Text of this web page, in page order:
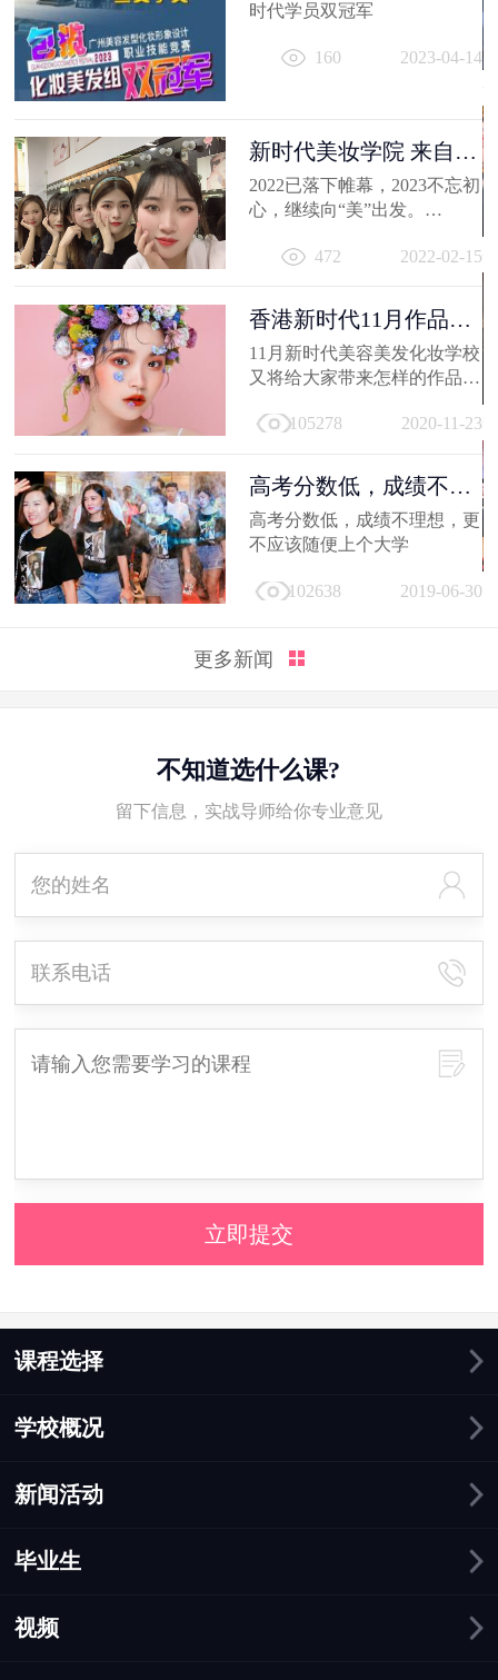
时代学员双冠军
160 2023-04-14
新时代美妆学院 来自
2022的回忆
2022已落下帷幕，2023不忘初
心，继续向“美”出发。
的小...
472 2022-02-15
香港新时代11月作品
选，惊艳潮流...
11月新时代美容美发化妆学校
又将给大家带来怎样的作品
吧。 105278 2020-11-23
高考分数低，成绩不理
想，更不应...
高考分数低，成绩不理想，更
不应该随便上个大学
102638 2019-06-30
更多新闻
不知道选什么课?
留下信息，实战导师给你专业意见
立即提交
课程选择
学校概况
新闻活动
毕业生
视频